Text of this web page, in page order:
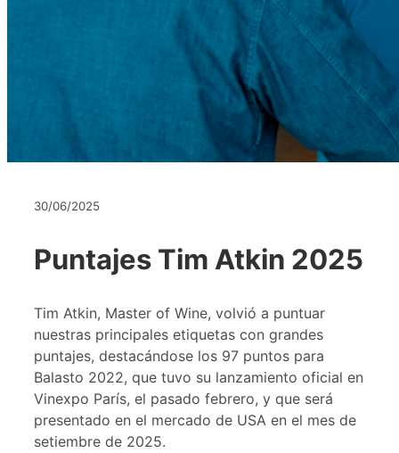
30/06/2025
Puntajes Tim Atkin 2025
Tim Atkin, Master of Wine, volvió a puntuar
nuestras principales etiquetas con grandes
puntajes, destacándose los 97 puntos para
Balasto 2022, que tuvo su lanzamiento oficial en
Vinexpo París, el pasado febrero, y que será
presentado en el mercado de USA en el mes de
setiembre de 2025.